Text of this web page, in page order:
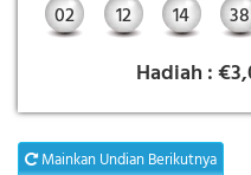
02 12 14 38
Hadiah :
Mainkan Undian Berikutnya